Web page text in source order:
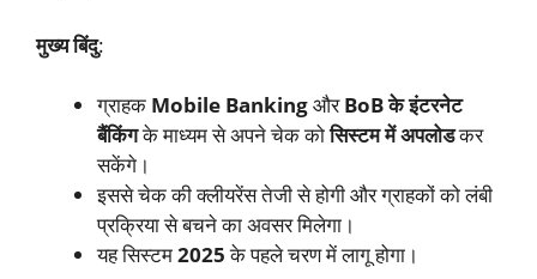
मुख्य बिंदु:
ग्राहक Mobile BankingऔरBoB के इंटरनेट
बैंकिंगके माध्यम से अपने चेक कोसिस्टम में अपलोडकर
सकेंगे।
इससे चेक की क्लीयरेंस तेजी से होगी और ग्राहकों को लंबी
प्रक्रिया से बचने का अवसर मिलेगा।
यह सिस्टम2025के पहले चरण में लागू होगा।